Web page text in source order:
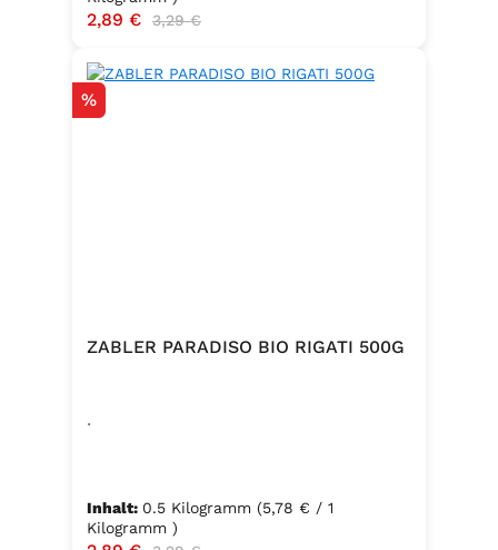
Verkaufspreis:
2,89 € Regulärer Preis:
3,29 €
Rabatt
%
ZABLER PARADISO BIO RIGATI 500G
.
Inhalt: 0.5 Kilogramm (5,78 € / 1
Kilogramm )